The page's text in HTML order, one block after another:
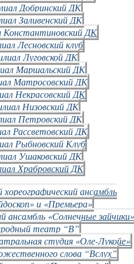
Добринский ДК
Заливенский ДК
Константиновский ДК
Лесновский клуб
Луговской ДК
Маршальский ДК
Матросовский ДК
Некрасовский ДК
Низовский ДК
Петровский ДК
Рассветовский ДК
Рыбновский Клуб
Ушаковский ДК
Храбровский ДК
ансамбль
и «Премьера»
ансамбль «Солнечные
театр “В”
студия «Оле-Лукойе»
слова “Вслух”